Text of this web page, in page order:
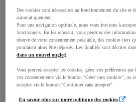
Largeur
1 805mm
Des cookies sont nécessaires au fonctionnement du site et
automatiquement.
Pour une navigation optimale, nous vous invitons à
fonctionnels. En les refusant, vous perdriez des
réserve de votre consentement préalable, des cookies tiers
pourraient alors être déposés. Les finalités sont décrites
dans un nouvel onglet).
Vous pouvez accepter les cookies, gérer vos préférences
vos consentements via le bouton "Gérer mes cookies", ou
accepter via le bouton "Continuer sans accepter".
En savoir plus sur notre politique des cookies